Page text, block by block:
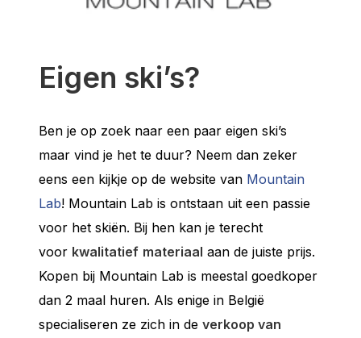
Eigen ski’s?
Ben je op zoek naar een paar eigen ski’s
maar vind je het te duur? Neem dan zeker
eens een kijkje op de website van Mountain
Lab! Mountain Lab is ontstaan uit een passie
voor het skiën. Bij hen kan je terecht
voor kwalitatief materiaal aan de juiste prijs.
Kopen bij Mountain Lab is meestal goedkoper
dan 2 maal huren. Als enige in België
specialiseren ze zich in deverkoop van